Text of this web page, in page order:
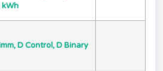
kWh
D Control, D Binary